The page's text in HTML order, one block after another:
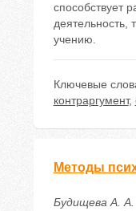
способствует
деятельность,
учению.
Ключевые
контраргумент,
Методы
Будищева А. А.